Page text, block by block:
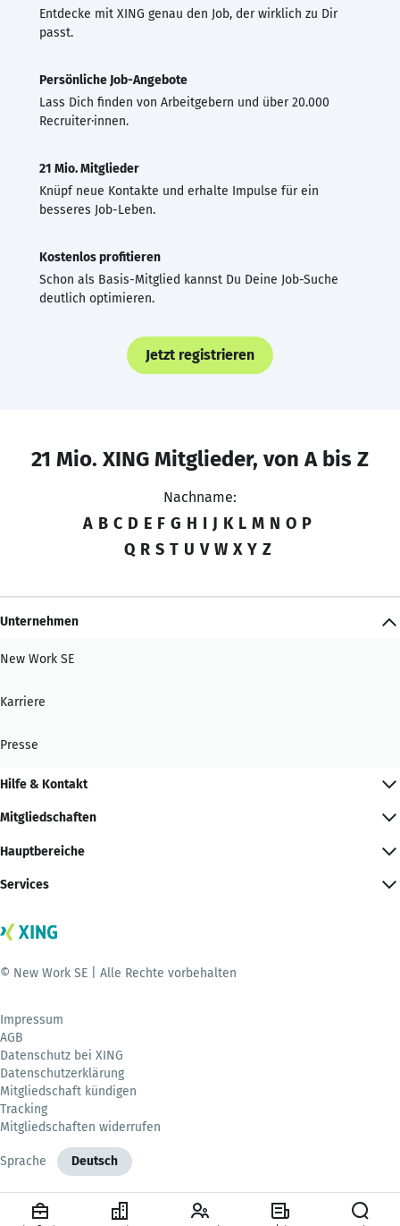
Entdecke mit XING genau den Job, der wirklich zu Dir
passt.
Persönliche Job-Angebote
Lass Dich finden von Arbeitgebern und über 20.000
Recruiter·innen.
21 Mio. Mitglieder
Knüpf neue Kontakte und erhalte Impulse für ein
besseres Job-Leben.
Kostenlos profitieren
Schon als Basis-Mitglied kannst Du Deine Job-Suche
deutlich optimieren.
Jetzt registrieren
21 Mio. XING Mitglieder, von A bis Z
Nachname:
A B C D E F G H I J K L M N O P
Q R S T U V W X Y Z
Unternehmen
New Work SE
Karriere
Presse
Hilfe & Kontakt
Mitgliedschaften
Hauptbereiche
Services
© New Work SE | Alle Rechte vorbehalten
Impressum
AGB
Datenschutz bei XING
Datenschutzerklärung
Mitgliedschaft kündigen
Tracking
Mitgliedschaften widerrufen
Sprache Deutsch